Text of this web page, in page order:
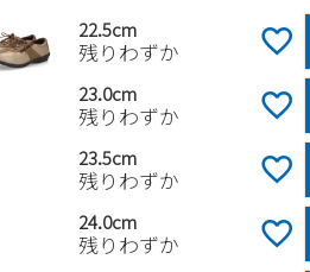
22.5cm
残りわずか
23.0cm
残りわずか
23.5cm
残りわずか
24.0cm
残りわずか